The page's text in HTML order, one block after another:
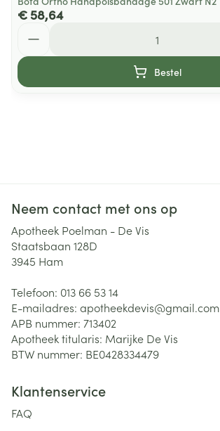
€ 58,64
Bestel
Neem contact met ons op
Apotheek Poelman - De Vis
Staatsbaan 128D
3945 Ham
Telefoon: 013 66 53 14
E-mailadres: apotheekdevis@gmail.com
APB nummer: 713402
Apotheek titularis: Marijke De Vis
BTW nummer: BE0428334479
Klantenservice
FAQ